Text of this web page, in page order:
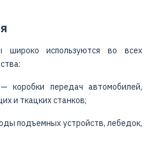
широко используются во всех
передач автомобилей,
и ткацких станков;
подъемных устройств, лебедок,